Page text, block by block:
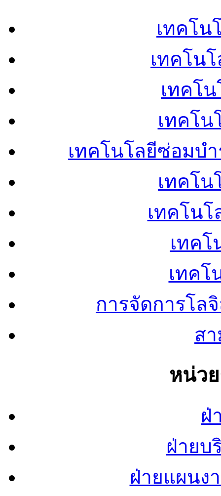
เทคโน
เทคโน
เทคโ
เทคโน
เทคโนโลยีซ่อมบ
เทคโน
เทคโน
เทคโ
เทคโ
การจัดการโล
ส
หน่ว
ฝ่
ฝ่ายบ
ฝ่ายแผนง